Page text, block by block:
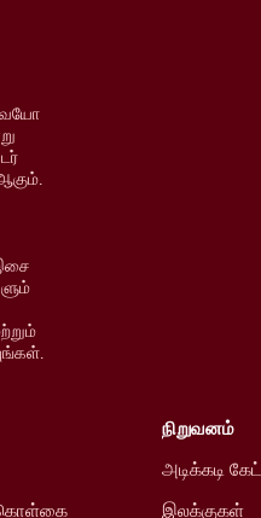
கொள்கை
நிறுவனம்
அடிக்கடி
இலக்குகள்